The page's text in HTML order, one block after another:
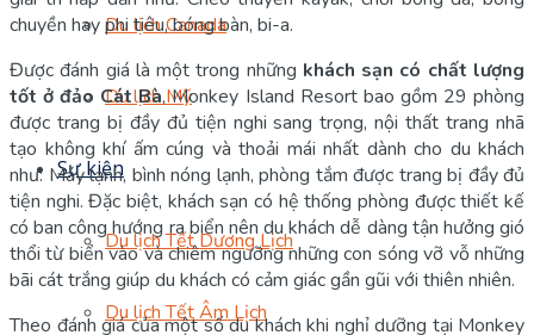
Du lịch Canada
Du lịch Mỹ
Sự kiện
Du lịch Tết Dương Lịch
Du lịch Tết Âm Lịch
chuyền hay phi tiêu, bóng bàn, bi-a.
Được đánh giá là một trong những khách sạn có chất lượng
tốt ở đảo Cát Bà, Monkey Island Resort bao gồm 29 phòng
được trang bị đầy đủ tiện nghi sang trọng, nội thất trang nhã
tạo không khí ấm cúng và thoải mái nhất dành cho du khách
như: Máy lạnh, bình nóng lạnh, phòng tắm được trang bị đầy đủ
tiện nghi. Đặc biệt, khách sạn có hệ thống phòng được thiết kế
có ban công hướng ra biển nên du khách dễ dàng tận hưởng gió
thổi từ biển vào và chiêm ngưỡng những con sóng vỡ vỗ những
bãi cát trắng giúp du khách có cảm giác gần gũi với thiên nhiên.
Theo đánh giá của một số du khách khi nghỉ dưỡng tại Monkey